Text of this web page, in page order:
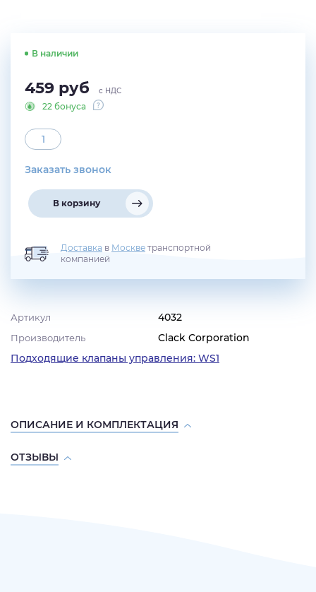
Артикул 4032
Производитель
Clack Corporation
Подходящие клапаны управления: WS1
В наличии
459 руб с НДС
22 бонуса
Заказать звонок
В корзину
Доставка в Москве транспортной
компанией
ОПИСАНИЕ И КОМПЛЕКТАЦИЯ
ОТЗЫВЫ